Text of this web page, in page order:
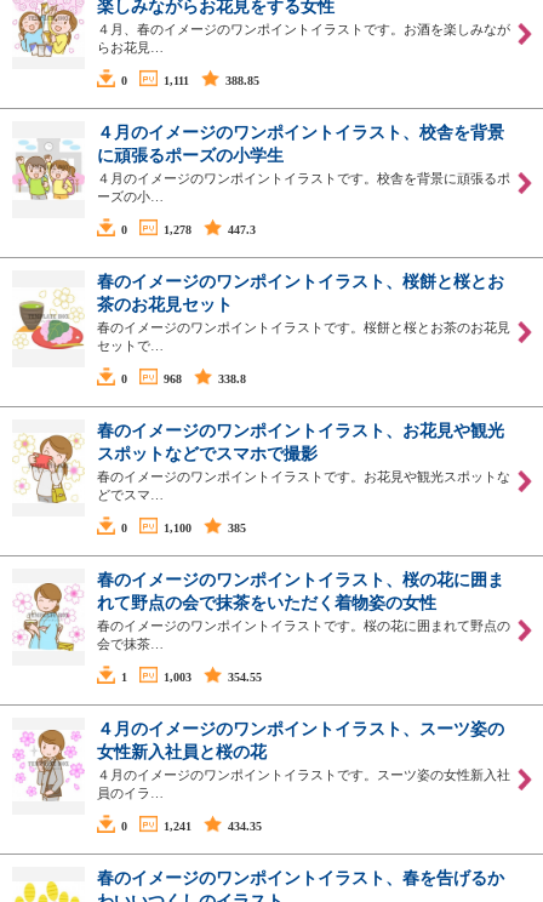
楽しみながらお花見をする女性
４月、春のイメージのワンポイントイラストです。お酒を楽しみなが
らお花見…
0 1,111 388.85
４月のイメージのワンポイントイラスト、校舎を背景
に頑張るポーズの小学生
４月のイメージのワンポイントイラストです。校舎を背景に頑張るポ
ーズの小…
0 1,278 447.3
春のイメージのワンポイントイラスト、桜餅と桜とお
茶のお花見セット
春のイメージのワンポイントイラストです。桜餅と桜とお茶のお花見
セットで…
0 968 338.8
春のイメージのワンポイントイラスト、お花見や観光
スポットなどでスマホで撮影
春のイメージのワンポイントイラストです。お花見や観光スポットな
どでスマ…
0 1,100 385
春のイメージのワンポイントイラスト、桜の花に囲ま
れて野点の会で抹茶をいただく着物姿の女性
春のイメージのワンポイントイラストです。桜の花に囲まれて野点の
会で抹茶…
1 1,003 354.55
４月のイメージのワンポイントイラスト、スーツ姿の
女性新入社員と桜の花
４月のイメージのワンポイントイラストです。スーツ姿の女性新入社
員のイラ…
0 1,241 434.35
春のイメージのワンポイントイラスト、春を告げるか